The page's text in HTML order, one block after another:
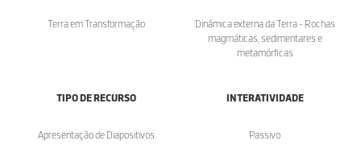
Terra em Transformação
Dinâmica externa da Terra - Rochas
magmáticas, sedimentares e
metamórficas
TIPO DE RECURSO
Apresentação de Diapositivos
INTERATIVIDADE
Passivo